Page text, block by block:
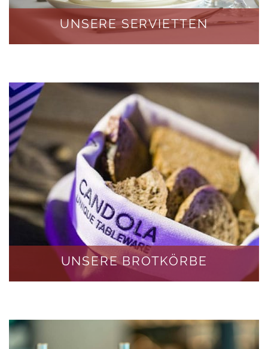
UNSERE SERVIETTEN
UNSERE BROTKÖRBE